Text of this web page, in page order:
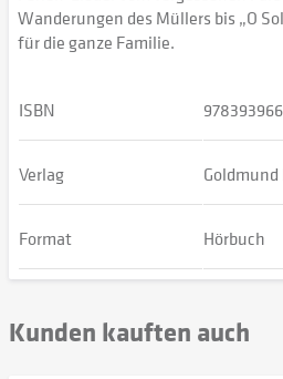
Wanderungen des Müllers bis „O
für die ganze Familie.
ISBN
Verlag
Format Hörbuch
Kunden kauften auch